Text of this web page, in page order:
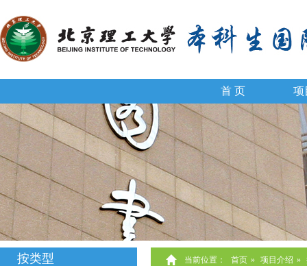
首 页 项
按类型 当前位置： 首页 » 项目介绍 »